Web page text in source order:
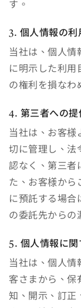
す。
3. 個人情報の利
当社は、個人情
に明示した利用
の権利を損なわ
4. 第三者への提
当社は、お客様
切に管理し、法
認なく、第三者
た、お客様から
に預託する場合
の委託先からの
5. 個人情報に関
当社は、個人情
客さまから、保
知、開示、訂正